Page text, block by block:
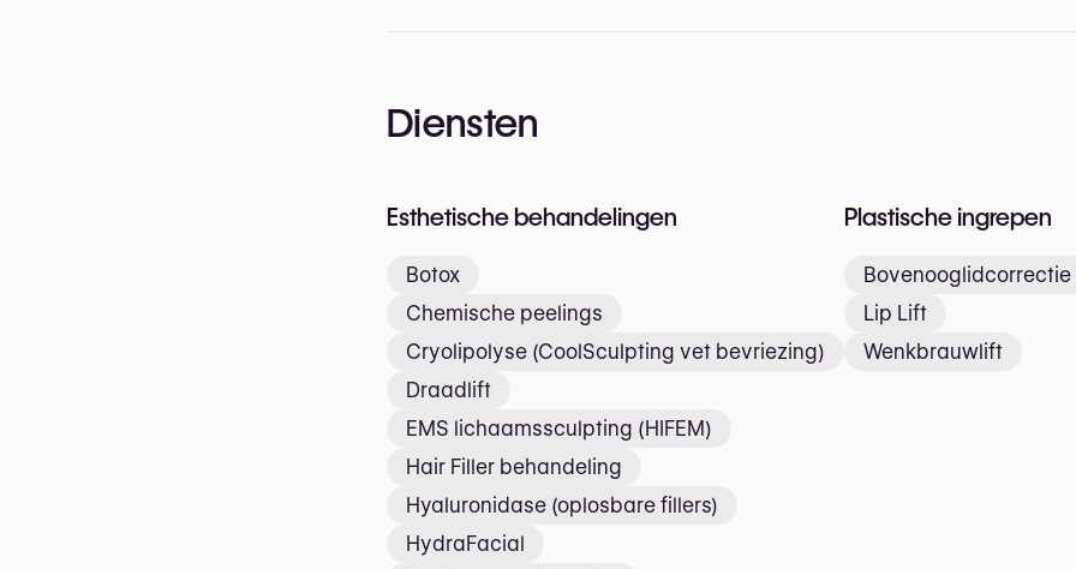
Diensten
Esthetische behandelingen
Botox
Chemische peelings
Cryolipolyse (CoolSculpting vet bevriezing)
Draadlift
EMS lichaamssculpting (HIFEM)
Hair Filler behandeling
Hyaluronidase (oplosbare fillers)
HydraFacial
Plastische ingrepen
Bovenooglidcorrectie
Lip Lift
Wenkbrauwlift